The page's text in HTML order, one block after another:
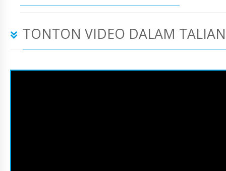
TONTON VIDEO DALAM TALIAN